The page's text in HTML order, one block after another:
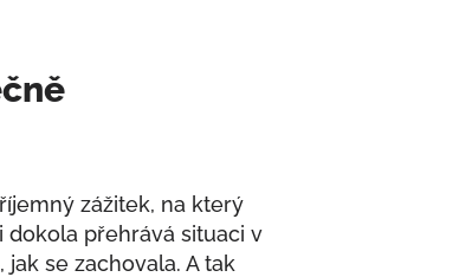
zážitek, na který
dokola přehrává situaci v
se zachovala. A tak